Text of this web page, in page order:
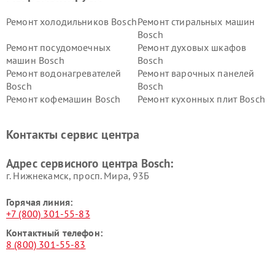
Ремонт холодильников BoschРемонт стиральных машин
Bosch
Ремонт посудомоечных
машин Bosch
Ремонт духовых шкафов
Bosch
Ремонт водонагревателей
Bosch
Ремонт варочных панелей
Bosch
Ремонт кофемашин Bosch
Ремонт кухонных плит Bosch
Ремонт сушильных автоматовРемонт морозильных камер
Контакты сервис центра
Адрес сервисного центра Bosch:
г. Нижнекамск, просп. Мира, 93Б
Горячая линия:
+7 (800) 301-55-83
Контактный телефон:
8 (800) 301-55-83